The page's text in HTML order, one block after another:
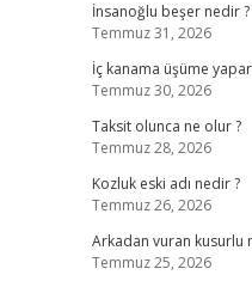
İnsanoğlu beşer nedir ?
Temmuz 31, 2026
İç kanama üşüme yapar
Temmuz 30, 2026
Taksit olunca ne olur ?
Temmuz 28, 2026
Kozluk eski adı nedir ?
Temmuz 26, 2026
Arkadan vuran kusurlu
Temmuz 25, 2026